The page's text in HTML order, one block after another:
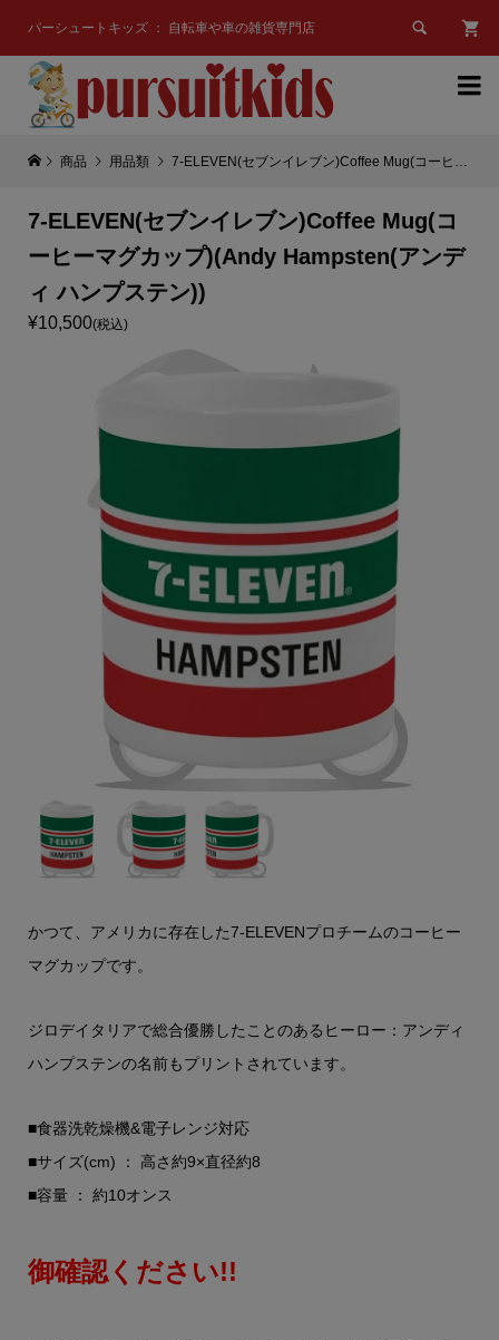
パーシュートキッズ ： 自転車や車の雑貨専門店 

商品 用品類 7-ELEVEN(セブンイレブン)Coffee Mug(コーヒーマグカップ)(Andy Hampsten(アンディ ハンプステン))
7-ELEVEN(セブンイレブン)Coffee Mug(コ
ーヒーマグカップ)(Andy Hampsten(アンデ
ィ ハンプステン))
¥10,500(税込)
かつて、アメリカに存在した7-ELEVENプロチームのコーヒー
マグカップです。
ジロデイタリアで総合優勝したことのあるヒーロー：アンディ
ハンプステンの名前もプリントされています。
■食器洗乾燥機&電子レンジ対応
■サイズ(cm) ： 高さ約9×直径約8
■容量 ： 約10オンス
御確認ください!!